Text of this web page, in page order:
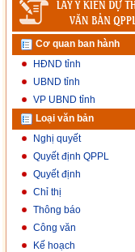
Cơ quan ban hành
HĐND tỉnh
UBND tỉnh
VP UBND tỉnh
Loại văn bản
Nghị quyết
Quyết định QPPL
Quyết định
Chỉ thị
Thông báo
Công văn
Kế hoạch